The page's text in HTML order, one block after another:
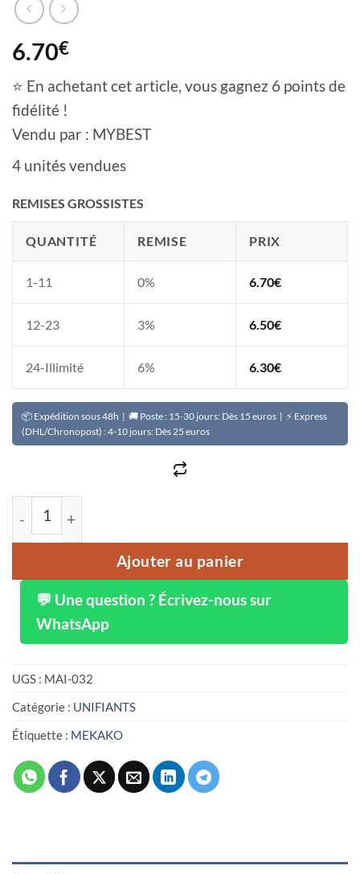
6.70€
⭐ En achetant cet article, vous gagnez 6 points de
fidélité !
Vendu par : MYBEST
4 unités vendues
REMISES GROSSISTES
QUANTITÉ REMISE PRIX
1-11 0% 6.70€
12-23 3% 6.50€
24-Illimité 6% 6.30€
📦 Expédition sous 48h | 🚚 Poste : 15-30 jours: Dès 15 euros | ⚡ Express
(DHL/Chronopost) : 4-10 jours: Dès 25 euros
quantité de Secret bio anti-âge 3 en 1 au gel d'aloé véra
Ajouter au panier
💬 Une question ? Écrivez-nous sur
WhatsApp
UGS : MAI-032
Catégorie : UNIFIANTS
Étiquette : MEKAKO